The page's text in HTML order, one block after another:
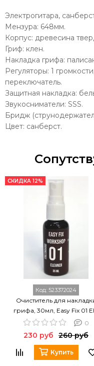
Электрогитара,
Мензура: 648мм.
Корпус: древесина
Гриф: клен.
Накладка грифа:
Регуляторы: 1
переключатель.
Защитная накладка:
Звукосниматели: SSS.
Бридж
Цвет: санберст.
СКИДКА 12%
Код: 523372024
Очиститель для
грифа, 30мл, Easy Fix 01
FC0130
0
230 руб 260 руб
Купить